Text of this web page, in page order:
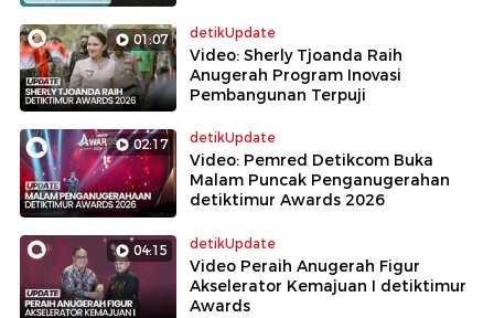
01:07 detikUpdate
Video: Sherly Tjoanda Raih
Anugerah Program Inovasi
Pembangunan Terpuji
02:17 detikUpdate
Video: Pemred Detikcom Buka
Malam Puncak Penganugerahan
detiktimur Awards 2026
04:15 detikUpdate
Video Peraih Anugerah Figur
Akselerator Kemajuan I detiktimur
Awards